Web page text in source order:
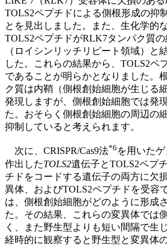
TOLS2ペプチドによる側根形成の抑
とを見出しました。また、生化学的
TOLS2ペプチドがRLK7タンパク質
（ロイシンリッチリピート領域）と
した。これらの結果から、TOLS2ペ
であることが明らかとなりました。
ク質は内鞘（側根創始細胞が生じる
発現しますが、側根創始細胞では発
た。おそらく側根創始細胞の周辺の
抑制していると考えられます。
次に、CRISPR/Cas9法*6 を用いた
作出したTOLS2遺伝子とTOLS2ペプ
チドをコードする遺伝子の両方に欠
異体、およびTOLS2ペプチドを受容
は、側根創始細胞がどのように形成
た。その結果、これらの変異体では
く、また野生型よりも短い間隔で生
経時的に観察すると野生型と変異体